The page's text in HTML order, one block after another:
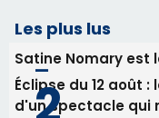
face à une
vin
Newsletter